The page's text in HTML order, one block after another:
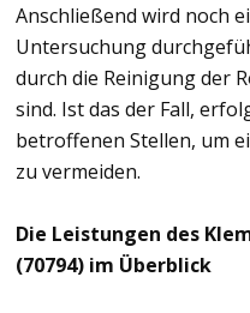
Anschließend wird noch
Untersuchung
durch die Reinigung der
sind. Ist das der Fall,
betroffenen Stellen, um
zu vermeiden.
Die Leistungen des
(70794) im Überblick